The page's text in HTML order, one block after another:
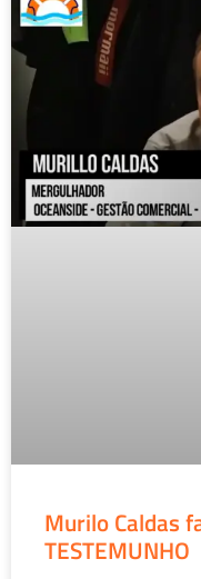
Murilo Caldas
TESTEMUNHO